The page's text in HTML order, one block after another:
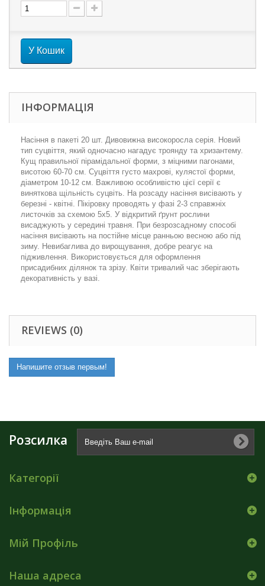
У Кошик
ІНФОРМАЦІЯ
Насіння в пакеті 20 шт. Дивовижна високоросла серія. Новий
тип суцвіття, який одночасно нагадує троянду та хризантему.
Кущ правильної пірамідальної форми, з міцними пагонами,
висотою 60-70 см. Суцвіття густо махрові, кулястої форми,
діаметром 10-12 см. Важливою особливістю цієї серії є
виняткова щільність суцвіть. На розсаду насіння висівають у
березні - квітні. Пікіровку проводять у фазі 2-3 справжніх
листочків за схемою 5x5. У відкритий ґрунт рослини
висаджують у середині травня. При безрозсадному способі
насіння висівають на постійне місце ранньою весною або під
зиму. Невибаглива до вирощування, добре реагує на
підживлення. Використовується для оформлення
присадибних ділянок та зрізу. Квіти тривалий час зберігають
декоративність у вазі.
REVIEWS (0)
Напишите отзыв первым!
Розсилка
Категорії
Інформація
Мій Профіль
Наша адреса